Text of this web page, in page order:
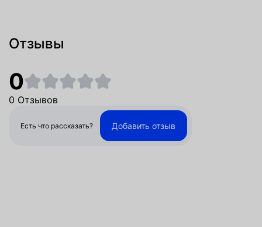
Отзывы
0
0 Отзывов
Есть что рассказать? Добавить отзыв